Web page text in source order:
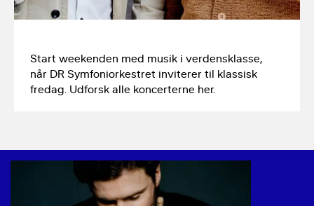
Start weekenden med musik i verdensklasse,
når DR Symfoniorkestret inviterer til klassisk
fredag. Udforsk alle koncerterne her.